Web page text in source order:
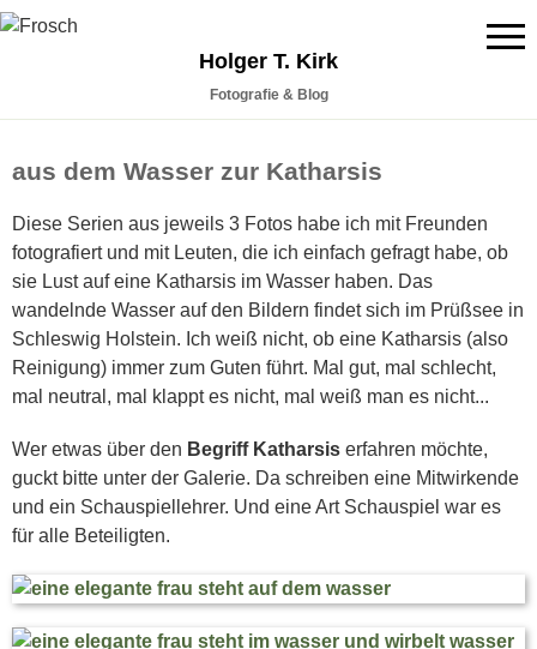
Holger T. Kirk
Fotografie & Blog
aus dem Wasser zur Katharsis
Diese Serien aus jeweils 3 Fotos habe ich mit Freunden
fotografiert und mit Leuten, die ich einfach gefragt habe, ob
sie Lust auf eine Katharsis im Wasser haben. Das
wandelnde Wasser auf den Bildern findet sich im Prüßsee in
Schleswig Holstein. Ich weiß nicht, ob eine Katharsis (also
Reinigung) immer zum Guten führt. Mal gut, mal schlecht,
mal neutral, mal klappt es nicht, mal weiß man es nicht...
Wer etwas über den Begriff Katharsis erfahren möchte,
guckt bitte unter der Galerie. Da schreiben eine Mitwirkende
und ein Schauspiellehrer. Und eine Art Schauspiel war es
für alle Beteiligten.